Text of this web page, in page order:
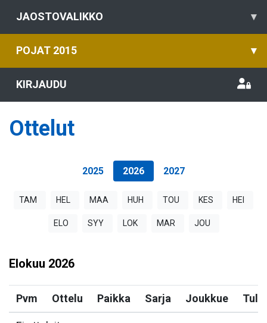
JAOSTOVALIKKO ▾
POJAT 2015 ▾
KIRJAUDU
Ottelut
2025 2026 2027
TAM HEL MAA HUH TOU KES HEI
ELO SYY LOK MAR JOU
Elokuu 2026
Pvm Ottelu Paikka Sarja Joukkue